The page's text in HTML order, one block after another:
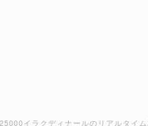
イラクディナールのリアルタイ